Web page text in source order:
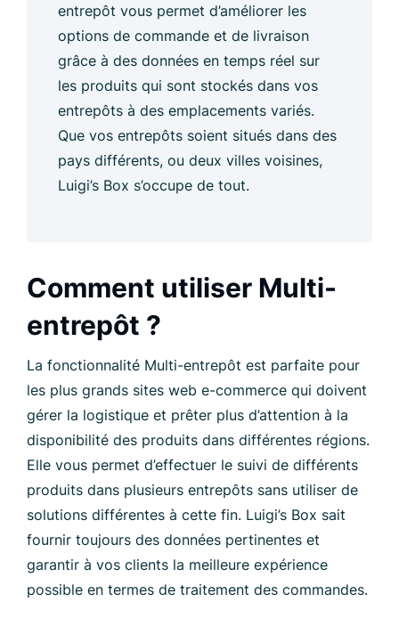
entrepôt vous permet d’améliorer les
options de commande et de livraison
grâce à des données en temps réel sur
les produits qui sont stockés dans vos
entrepôts à des emplacements variés.
Que vos entrepôts soient situés dans des
pays différents, ou deux villes voisines,
Luigi’s Box s’occupe de tout.
Comment utiliser Multi-
entrepôt ?
La fonctionnalité Multi-entrepôt est parfaite pour
les plus grands sites web e-commerce qui doivent
gérer la logistique et prêter plus d’attention à la
disponibilité des produits dans différentes régions.
Elle vous permet d’effectuer le suivi de différents
produits dans plusieurs entrepôts sans utiliser de
solutions différentes à cette fin. Luigi’s Box sait
fournir toujours des données pertinentes et
garantir à vos clients la meilleure expérience
possible en termes de traitement des commandes.